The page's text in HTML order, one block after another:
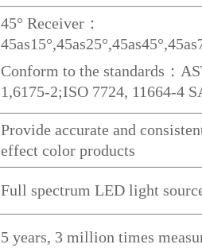
45° Receiver：
Conform to the standards：
1,6175-2;ISO 7724, 11664-4
Provide accurate and
effect color products
Full spectrum LED light
5 years, 3 million times